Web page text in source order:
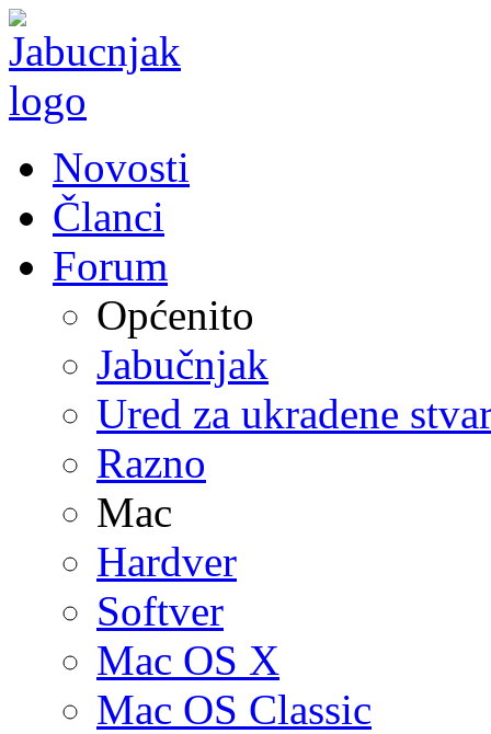
Novosti
Članci
Forum
Općenito
Jabučnjak
Ured za ukradene
Razno
Mac
Hardver
Softver
Mac OS X
Mac OS Classic